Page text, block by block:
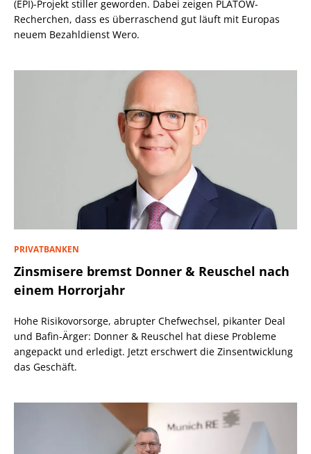
(EPI)-Projekt stiller geworden. Dabei zeigen PLATOW-
Recherchen, dass es überraschend gut läuft mit Europas
neuem Bezahldienst Wero.
PRIVATBANKEN
Zinsmisere bremst Donner & Reuschel nach
einem Horrorjahr
Hohe Risikovorsorge, abrupter Chefwechsel, pikanter Deal
und Bafin-Ärger: Donner & Reuschel hat diese Probleme
angepackt und erledigt. Jetzt erschwert die Zinsentwicklung
das Geschäft.